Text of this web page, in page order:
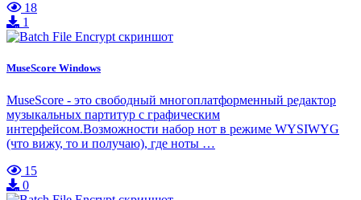
18
1
MuseScore Windows
MuseScore - это свободный многоплатформенный редактор
музыкальных партитур с графическим
интерфейсом.Возможности набор нот в режиме WYSIWYG
(что вижу, то и получаю), где ноты …
15
0